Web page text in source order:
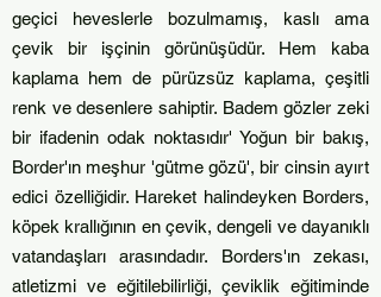
geçici heveslerle bozulmamış, kaslı ama
çevik bir işçinin görünüşüdür. Hem kaba
kaplama hem de pürüzsüz kaplama, çeşitli
renk ve desenlere sahiptir. Badem gözler zeki
bir ifadenin odak noktasıdır' Yoğun bir bakış,
Border'ın meşhur 'gütme gözü', bir cinsin ayırt
edici özelliğidir. Hareket halindeyken Borders,
köpek krallığının en çevik, dengeli ve dayanıklı
vatandaşları arasındadır. Borders'ın zekası,
atletizmi ve eğitilebilirliği, çeviklik eğitiminde